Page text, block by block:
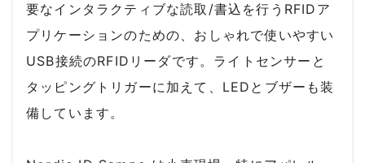
要なインタラクティブな読取/書込を行うRFIDア
プリケーションのための、おしゃれで使いやすい
USB接続のRFIDリーダです。ライトセンサーと
タッピングトリガーに加えて、LEDとブザーも装
備しています。